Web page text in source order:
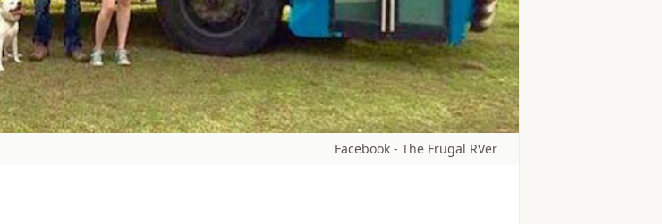
Facebook - The Frugal RVer